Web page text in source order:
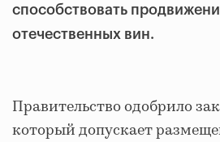
способствовать
отечественных вин.
Правительство одобрило
который допускает